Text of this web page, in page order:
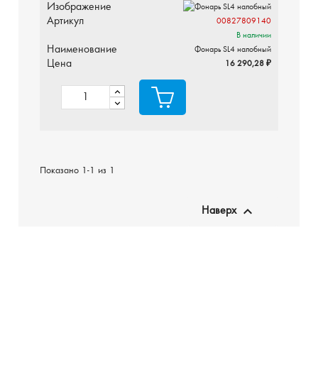
Изображение
Артикул
00827809140
В наличии
Наименование Фонарь SL4 налобный
Цена 16 290,28 ₽
Показано 1-1 из 1
Наверх 